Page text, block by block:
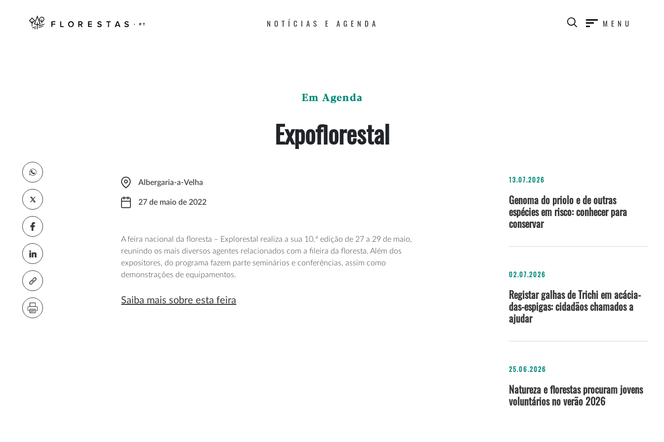
NOTÍCIAS E AGENDA MENU
Em Agenda
Expoflorestal
Albergaria-a-Velha
27 de maio de 2022
A feira nacional da floresta – Explorestal realiza a sua 10.ª edição de 27 a 29 de maio,
reunindo os mais diversos agentes relacionados com a fileira da floresta. Além dos
expositores, do programa fazem parte seminários e conferências, assim como
demonstrações de equipamentos.
Saiba mais sobre esta feira
13.07.2026
Genoma do priolo e de outras
espécies em risco: conhecer para
conservar
02.07.2026
Registar galhas de Trichi em acácia-
das-espigas: cidadãos chamados a
ajudar
25.06.2026
Natureza e florestas procuram jovens
voluntários no verão 2026